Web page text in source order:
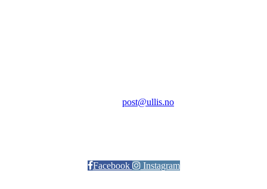
post@ullis.no
Facebook Instagram